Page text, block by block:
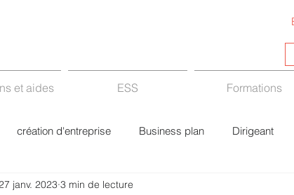
et aides ESS Formations
création d'entreprise Business plan Dirigeant
Fiscalité Intelligence Artificielle (IA)
janv. 2023 3 min de lecture